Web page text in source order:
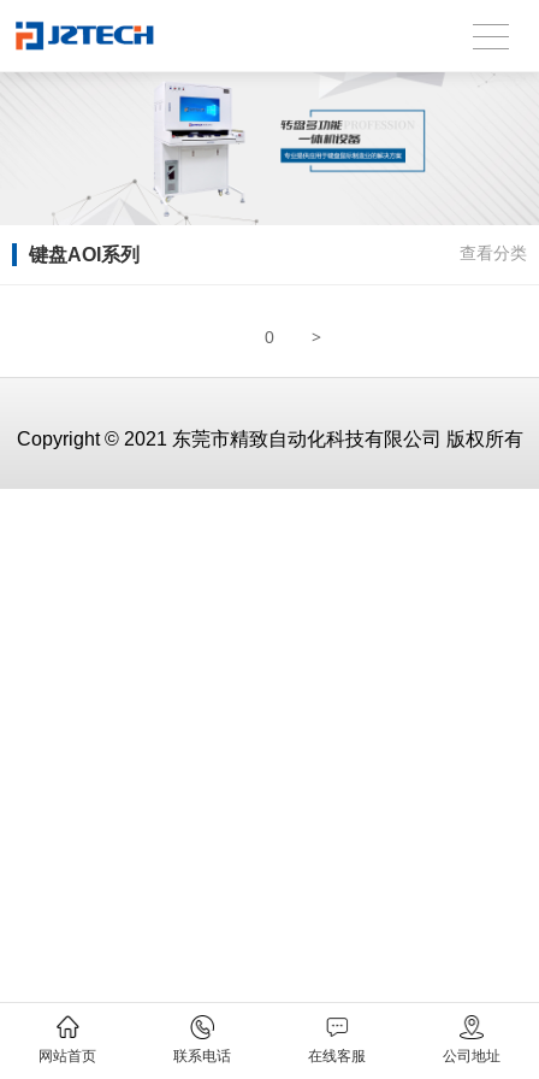
键盘AOI系列 查看分类
0 >
网站首页 联系电话 在线客服 公司地址
Copyright © 2021 东莞市精致自动化科技有限公司 版权所有